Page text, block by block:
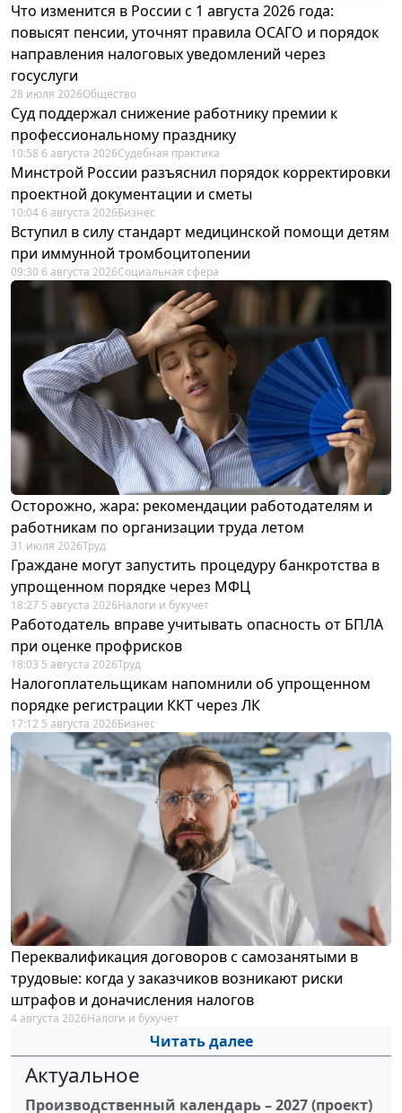
Что изменится в России с 1 августа 2026 года:
повысят пенсии, уточнят правила ОСАГО и порядок
направления налоговых уведомлений через
госуслуги
28 июля 2026Общество
Суд поддержал снижение работнику премии к
профессиональному празднику
10:58 6 августа 2026Судебная практика
Минстрой России разъяснил порядок корректировки
проектной документации и сметы
10:04 6 августа 2026Бизнес
Вступил в силу стандарт медицинской помощи детям
при иммунной тромбоцитопении
09:30 6 августа 2026Социальная сфера
Осторожно, жара: рекомендации работодателям и
работникам по организации труда летом
31 июля 2026Труд
Граждане могут запустить процедуру банкротства в
упрощенном порядке через МФЦ
18:27 5 августа 2026Налоги и бухучет
Работодатель вправе учитывать опасность от БПЛА
при оценке профрисков
18:03 5 августа 2026Труд
Налогоплательщикам напомнили об упрощенном
порядке регистрации ККТ через ЛК
17:12 5 августа 2026Бизнес
Переквалификация договоров с самозанятыми в
трудовые: когда у заказчиков возникают риски
штрафов и доначисления налогов
4 августа 2026Налоги и бухучет
Читать далее
Актуальное
Производственный календарь – 2027 (проект)